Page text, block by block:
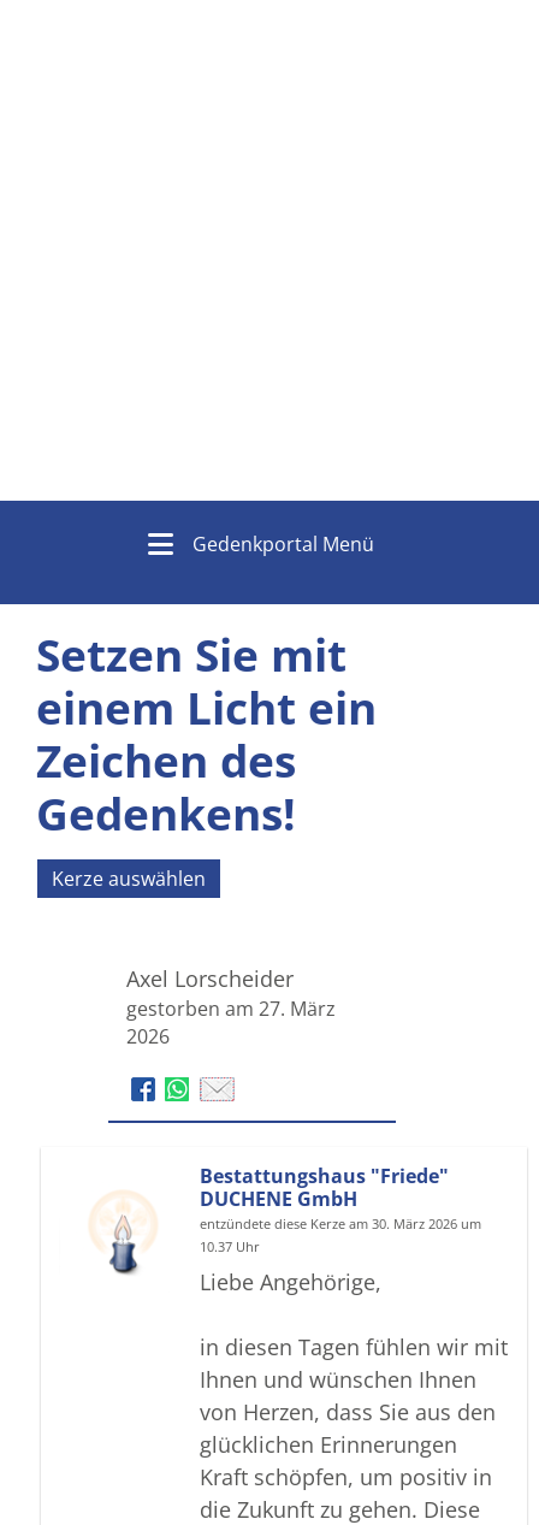
Gedenkportal Menü
Setzen Sie mit
einem Licht ein
Zeichen des
Gedenkens!
Kerze auswählen
Axel Lorscheider
gestorben am 27. März
2026
Bestattungshaus "Friede"
DUCHENE GmbH
entzündete diese Kerze am 30. März 2026 um
10.37 Uhr
Liebe Angehörige,
in diesen Tagen fühlen wir mit
Ihnen und wünschen Ihnen
von Herzen, dass Sie aus den
glücklichen Erinnerungen
Kraft schöpfen, um positiv in
die Zukunft zu gehen. Diese